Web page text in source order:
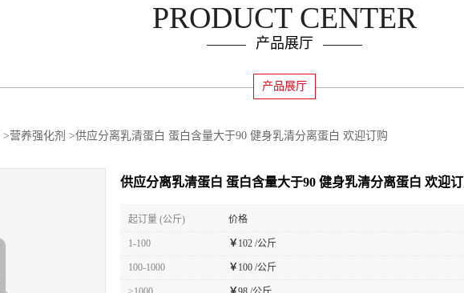
PRODUCT CENTER
产品展厅
产品展厅
>营养强化剂 >供应分离乳清蛋白 蛋白含量大于90 健身乳清分离蛋白 欢迎订购
供应分离乳清蛋白 蛋白含量大于90 健身乳清分离蛋白 欢迎
起订量 (公斤) 价格
1-100 ￥ 102 /公斤
100-1000 ￥ 100 /公斤